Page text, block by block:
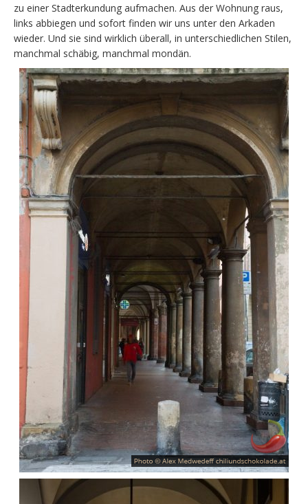
zu einer Stadterkundung aufmachen. Aus der Wohnung raus,
links abbiegen und sofort finden wir uns unter den Arkaden
wieder. Und sie sind wirklich überall, in unterschiedlichen Stilen,
manchmal schäbig, manchmal mondän.